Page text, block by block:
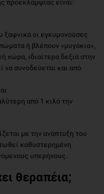
προεκλαμψίας είναι:
ξαφνικά οι εγκυμονούσες
ή βλέπουν «μυγάκια»,
χώρα, ιδιαίτερα δεξιά στην
να συνοδεύεται και από
από 1 κιλό την
με την ανάπτυξη του
καθυστερημένη
υπερήχους.
θεραπέια;